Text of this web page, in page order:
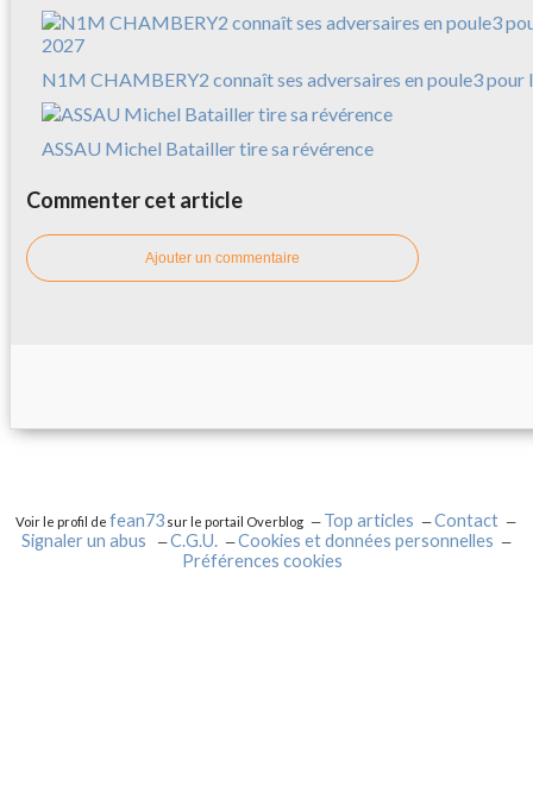
N1M CHAMBERY2 connaît ses adversaires en poule3 pour
ASSAU Michel Batailler tire sa révérence
Commenter cet article
Ajouter un commentaire
Voir le profil defean73 sur le portail Overblog Top articles
Contact
Signaler un abus
C.G.U.
Cookies et données personnelles
Préférences cookies